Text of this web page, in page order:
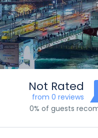
Not Rated
from 0 reviews
0% of guests